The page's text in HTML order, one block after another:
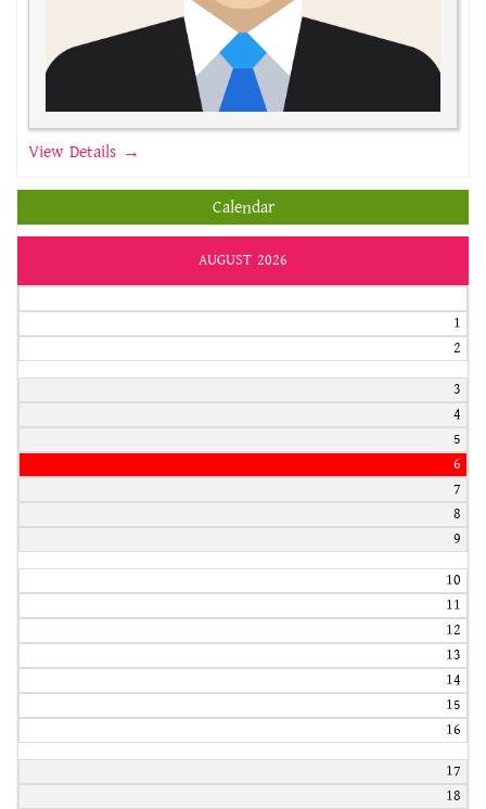
View Details →
Calendar
AUGUST 2026
1
2
3
4
5
6
7
8
9
10
11
12
13
14
15
16
17
18